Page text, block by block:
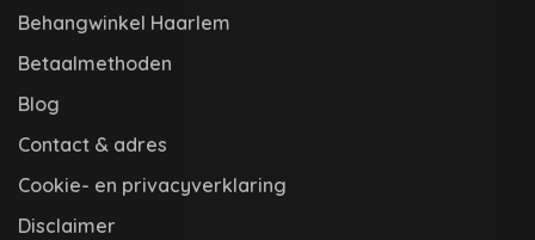
Behangwinkel Haarlem
Betaalmethoden
Blog
Contact & adres
Cookie- en privacyverklaring
Disclaimer